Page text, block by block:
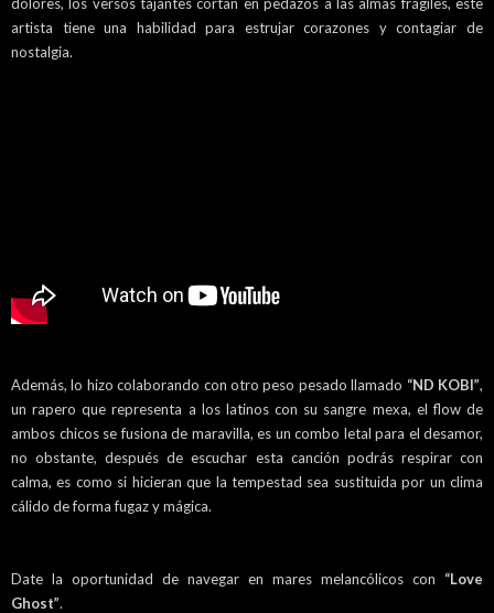
artista tiene una habilidad para estrujar corazones y contagiar de
nostalgia.
Además, lo hizo colaborando con otro peso pesado llamado “ND KOBI”,
un rapero que representa a los latinos con su sangre mexa, el flow de
ambos chicos se fusiona de maravilla, es un combo letal para el desamor,
no obstante, después de escuchar esta canción podrás respirar con
calma, es como si hicieran que la tempestad sea sustituida por un clima
cálido de forma fugaz y mágica.
Date la oportunidad de navegar en mares melancólicos con “Love
Ghost”.